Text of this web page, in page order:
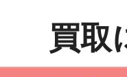
買取